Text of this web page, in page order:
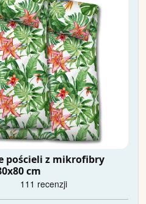
pościeli z mikrofibry
cm